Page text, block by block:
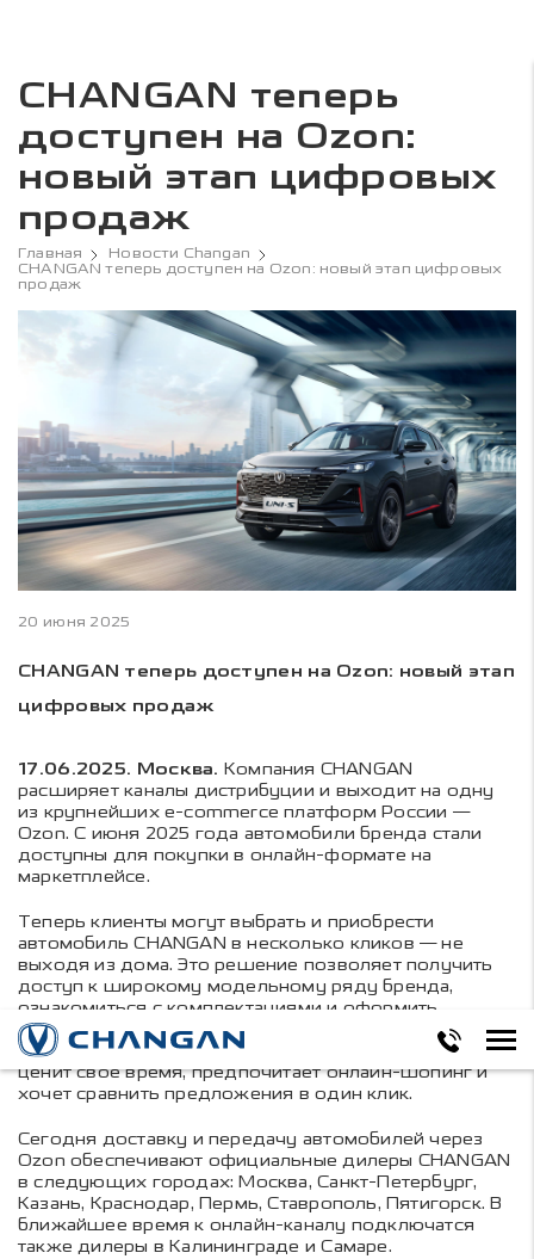
CHANGAN теперь
доступен на Ozon:
новый этап цифровых
продаж
Главная
Новости Changan
CHANGAN теперь доступен на Ozon: новый этап цифровых
продаж
20 июня 2025
CHANGAN теперь доступен на Ozon: новый этап
цифровых продаж
17.06.2025. Москва. Компания CHANGAN
расширяет каналы дистрибуции и выходит на одну
из крупнейших e-commerce платформ России —
Ozon. С июня 2025 года автомобили бренда стали
доступны для покупки в онлайн-формате на
маркетплейсе.
Теперь клиенты могут выбрать и приобрести
автомобиль CHANGAN в несколько кликов — не
выходя из дома. Это решение позволяет получить
доступ к широкому модельному ряду бренда,
ознакомиться с комплектациями и оформить
покупку с помощью банковской карты — полностью
онлайн. Это решение особенно удобно для тех, кто
ценит свое время, предпочитает онлайн-шопинг и
хочет сравнить предложения в один клик.
Сегодня доставку и передачу автомобилей через
Ozon обеспечивают официальные дилеры CHANGAN
в следующих городах: Москва, Санкт-Петербург,
Казань, Краснодар, Пермь, Ставрополь, Пятигорск. В
ближайшее время к онлайн-каналу подключатся
также дилеры в Калининграде и Самаре.